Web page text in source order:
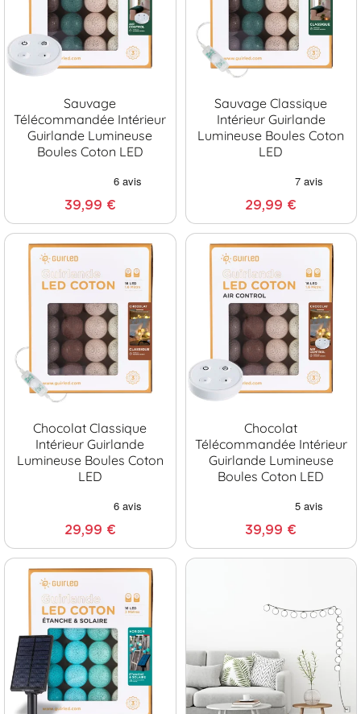
Sauvage
Télécommandée Intérieur
Guirlande Lumineuse
Boules Coton LED
39,99 €
Sauvage Classique
Intérieur Guirlande
Lumineuse Boules Coton
LED
29,99 €
Chocolat Classique
Intérieur Guirlande
Lumineuse Boules Coton
LED
29,99 €
Chocolat
Télécommandée Intérieur
Guirlande Lumineuse
Boules Coton LED
39,99 €